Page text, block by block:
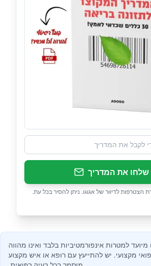
שלחו את המדריך
הצטרפות לדיוור של אגוגו. ניתן להסיר בכל עת.
למטרות אינפורמטיביות בלבד ואינו מהווה
מקצועי. יש להתייעץ עם רופא או איש מקצוע